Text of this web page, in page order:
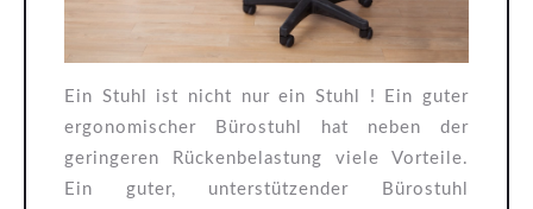
Ein Stuhl ist nicht nur ein Stuhl ! Ein guter
ergonomischer Bürostuhl hat neben der
geringeren Rückenbelastung viele Vorteile.
Ein guter, unterstützender Bürostuhl